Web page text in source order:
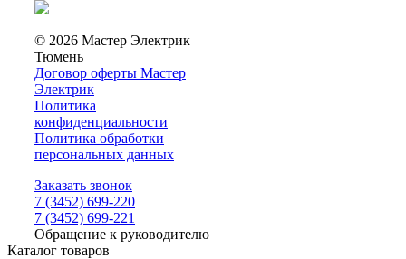
© 2026 Мастер Электрик
Тюмень
Договор оферты Мастер
Электрик
Политика
конфиденциальности
Политика обработки
персональных данных
Заказать звонок
7 (3452) 699-220
7 (3452) 699-221
Обращение к руководителю
Каталог товаров